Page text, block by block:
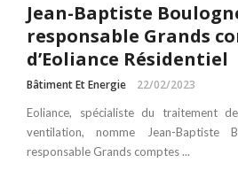
Jean-Baptiste
responsable Grands
d’Eoliance Résidentiel
Bâtiment Et Energie 22/02/2023
Eoliance, spécialiste du traitement
ventilation, nomme Jean-Baptiste
responsable Grands comptes ...